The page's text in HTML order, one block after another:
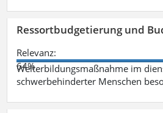
Ressortbudgetierung und
Relevanz:
64%
Weiterbildungsmaßnahme im
schwerbehinderter Menschen